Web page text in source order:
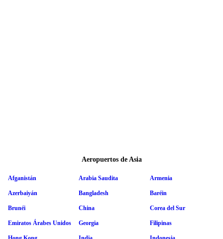
Aeropuertos de Asia
Afganistán Arabia Saudita Armenia
Azerbaiyán Bangladesh Baréin
Brunéi China Corea del Sur
Emiratos Árabes Unidos Georgia Filipinas